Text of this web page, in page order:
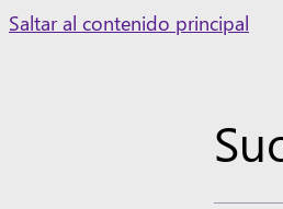
Skip
Saltar al contenido principal